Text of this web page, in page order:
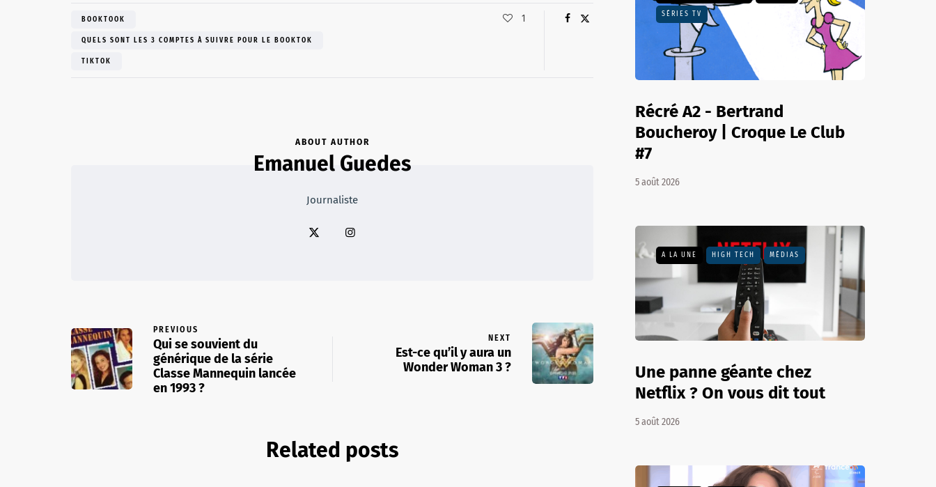
BOOKTOOK
QUELS SONT LES 3 COMPTES À SUIVRE POUR LE BOOKTOK
TIKTOK
1
ABOUT AUTHOR
Emanuel Guedes
Journaliste
PREVIOUS
Qui se souvient du
générique de la série
Classe Mannequin lancée
en 1993 ?
NEXT
Est-ce qu’il y aura un
Wonder Woman 3 ?
Related posts
SÉRIES TV
Récré A2 - Bertrand
Boucheroy | Croque Le Club
#7
5 août 2026
A LA UNE HIGH TECH MÉDIAS
Une panne géante chez
Netflix ? On vous dit tout
5 août 2026